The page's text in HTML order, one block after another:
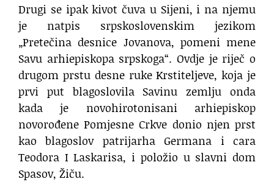
Drugi se ipak kivot čuva u Sijeni, i na njemu
je natpis srpskoslovenskim jezikom
„Pretečina desnice Jovanova, pomeni mene
Savu arhiepiskopa srpskoga“. Ovdje je riječ o
drugom prstu desne ruke Krstiteljeve, koja je
prvi put blagoslovila Savinu zemlju onda
kada je novohirotonisani arhiepiskop
novorođene Pomjesne Crkve donio njen prst
kao blagoslov patrijarha Germana i cara
Teodora I Laskarisa, i položio u slavni dom
Spasov, Žiču.